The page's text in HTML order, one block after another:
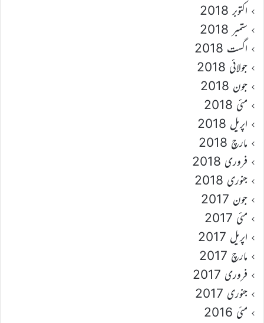
اکتوبر 2018
ستمبر 2018
اگست 2018
جولائی 2018
جون 2018
مئی 2018
اپریل 2018
مارچ 2018
فروری 2018
جنوری 2018
جون 2017
مئی 2017
اپریل 2017
مارچ 2017
فروری 2017
جنوری 2017
مئی 2016